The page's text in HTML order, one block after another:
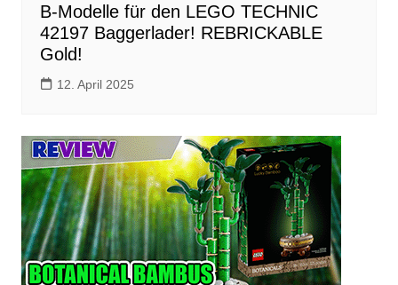
B-Modelle für den LEGO TECHNIC
42197 Baggerlader! REBRICKABLE
Gold!
12. April 2025